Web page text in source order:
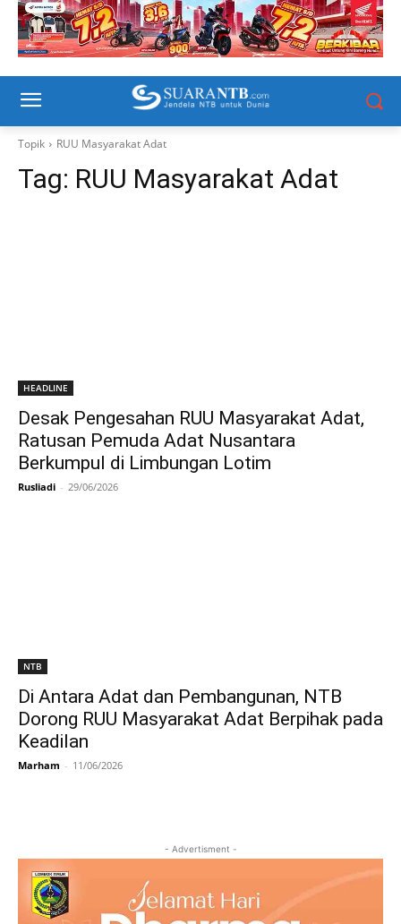
Topik RUU Masyarakat Adat
Tag: RUU Masyarakat Adat
HEADLINE
Desak Pengesahan RUU Masyarakat Adat,
Ratusan Pemuda Adat Nusantara
Berkumpul di Limbungan Lotim
Rusliadi - 29/06/2026
NTB
Di Antara Adat dan Pembangunan, NTB
Dorong RUU Masyarakat Adat Berpihak pada
Keadilan
Marham - 11/06/2026
- Advertisment -